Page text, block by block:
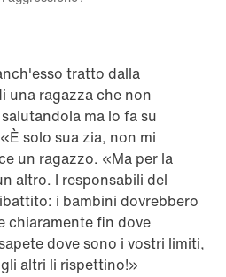
tratto dalla
una ragazza che non
ma lo fa su
solo sua zia, non mi
un ragazzo. «Ma per la
altro. I responsabili del
i bambini dovrebbero
chiaramente fin dove
dove sono i vostri limiti,
altri li rispettino!»